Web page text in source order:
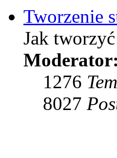
Tworzenie
Jak
Moderator:
1276
8027